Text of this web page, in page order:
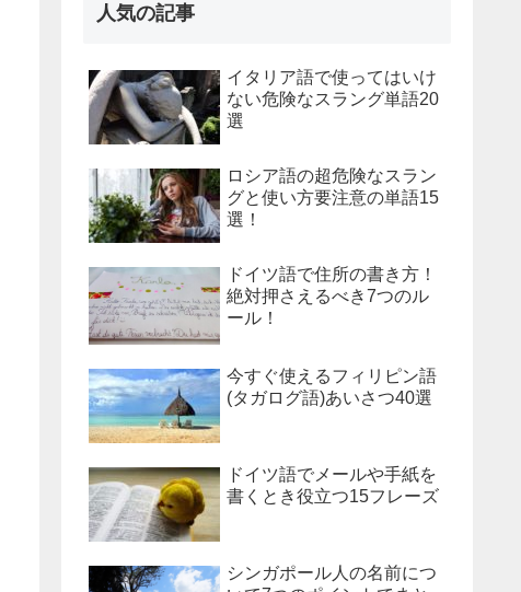
人気の記事
イタリア語で使ってはいけ
ない危険なスラング単語20
選
ロシア語の超危険なスラン
グと使い方要注意の単語15
選！
ドイツ語で住所の書き方！
絶対押さえるべき7つのル
ール！
今すぐ使えるフィリピン語
(タガログ語)あいさつ40選
ドイツ語でメールや手紙を
書くとき役立つ15フレーズ
シンガポール人の名前につ